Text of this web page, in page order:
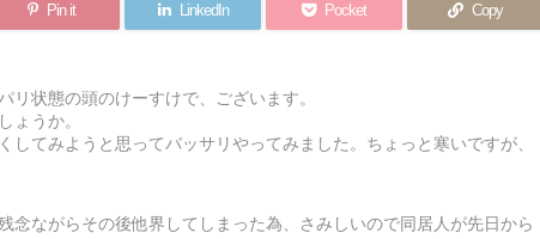
Pin it LinkedIn Pocket Copy
リ状態の頭のけーすけで、ございます。
ょうか。
してみようと思ってバッサリやってみました。ちょっと寒いですが、
念ながらその後他界してしまった為、さみしいので同居人が先日から